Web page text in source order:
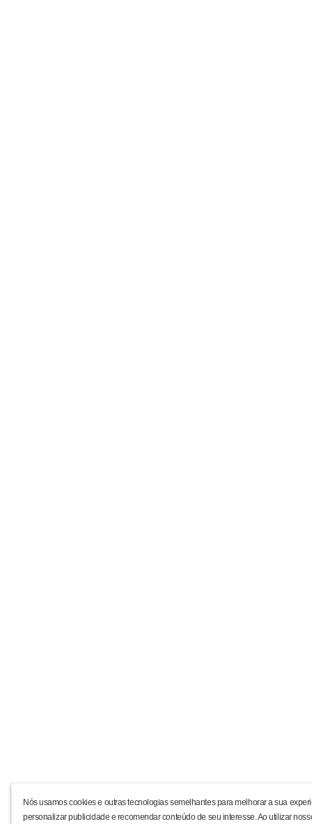
Nós usamos cookies e outras tecnologias semelhantes para melhorar a sua
personalizar publicidade e recomendar conteúdo de seu interesse. Ao utilizar